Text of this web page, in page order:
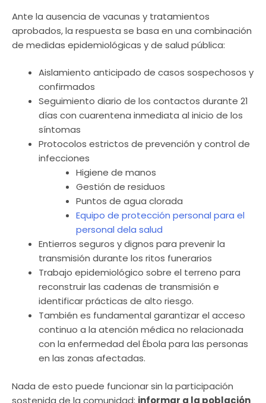
Ante la ausencia de vacunas y tratamientos
aprobados, la respuesta se basa en una combinación
de medidas epidemiológicas y de salud pública:
Aislamiento anticipado de casos sospechosos y
confirmados
Seguimiento diario de los contactos durante 21
días con cuarentena inmediata al inicio de los
síntomas
Protocolos estrictos de prevención y control de
infecciones
Higiene de manos
Gestión de residuos
Puntos de agua clorada
Equipo de protección personal para el
personal dela salud
Entierros seguros y dignos para prevenir la
transmisión durante los ritos funerarios
Trabajo epidemiológico sobre el terreno para
reconstruir las cadenas de transmisión e
identificar prácticas de alto riesgo.
También es fundamental garantizar el acceso
continuo a la atención médica no relacionada
con la enfermedad del Ébola para las personas
en las zonas afectadas.
Nada de esto puede funcionar sin la participación
sostenida de la comunidad: informar a la población